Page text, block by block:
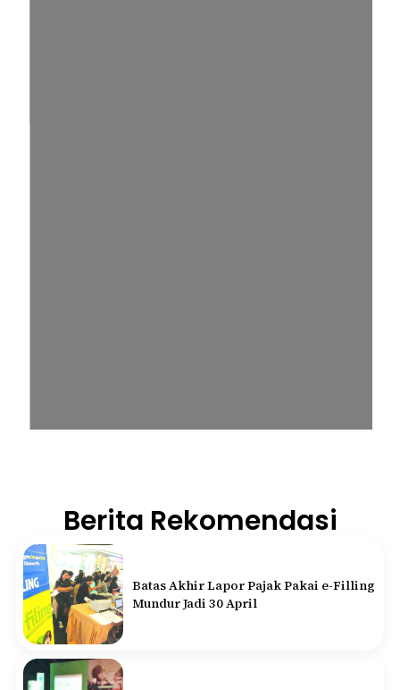
Berita Rekomendasi
Batas Akhir Lapor Pajak Pakai e-Filling
Mundur Jadi 30 April